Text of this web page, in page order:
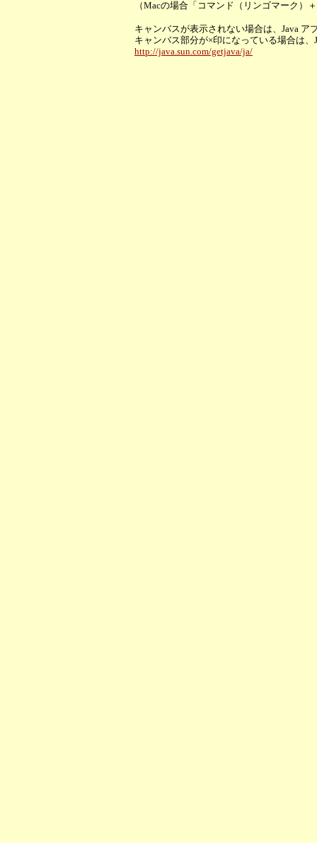
（Macの場合「コマンド（リンゴマーク）
キャンバスが表示されない場合は、Java
キャンバス部分が×印になっている場合は
http://java.sun.com/getjava/ja/